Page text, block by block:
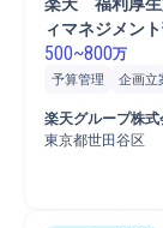
ィマネジメント
500~800万
予算管理 企画立
イベント運営運用
ファシリティマネ
楽天グループ株式
東京都世田谷区